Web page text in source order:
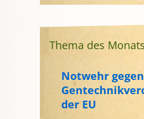
Thema des Monats
Notwehr
der EU